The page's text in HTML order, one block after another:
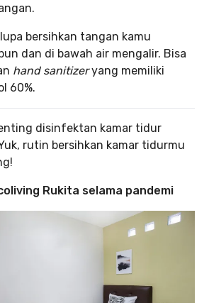
bersihkan tangan kamu
dan di bawah air mengalir. Bisa
hand sanitizeryang memiliki
60%.
disinfektan kamar tidur
rutin bersihkan kamar tidurmu
Rukita selama pandemi